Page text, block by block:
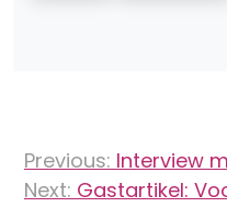
navigatie
Previous: Interview
Next: Gastartikel: